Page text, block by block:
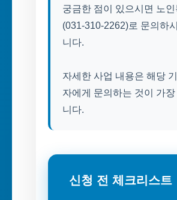
궁금한 점이 있으시면 노
(031-310-2262)로 문의하
니다.
자세한 사업 내용은 해당
자에게 문의하는 것이 가
니다.
신청 전 체크리스트